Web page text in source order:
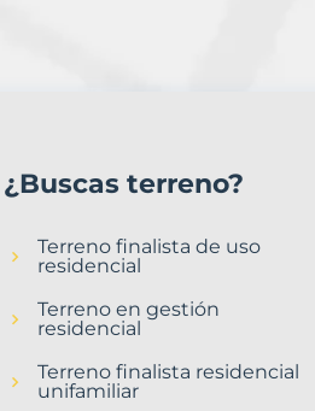
¿Buscas terreno?
Terreno finalista de uso
residencial
Terreno en gestión
residencial
Terreno finalista residencial
unifamiliar